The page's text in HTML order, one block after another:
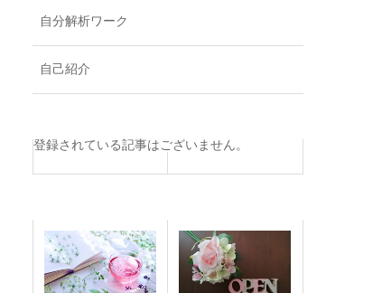
自分解析ワーク
自己紹介
登録されている記事はございません。